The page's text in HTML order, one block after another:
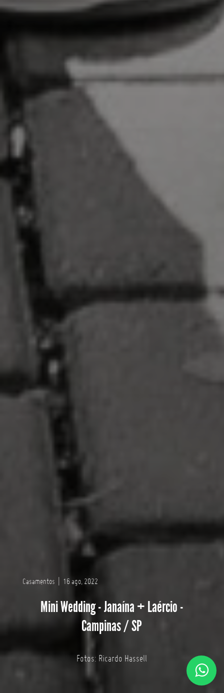
Casamentos 16 ago, 2022
Mini Wedding - Janaína + Laércio -
Campinas / SP
Fotos: Ricardo Hassell